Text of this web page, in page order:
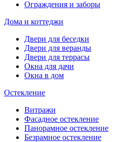
Ограждения и заборы
Дома и коттеджи
Двери для беседки
Двери для веранды
Двери для террасы
Окна для дачи
Окна в дом
Остекление
Витражи
Фасадное остекление
Панорамное остекление
Безрамное остекление